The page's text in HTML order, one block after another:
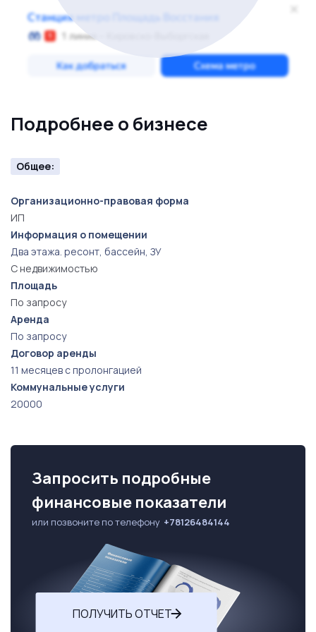
подходит для тех, кто ценит комфорт, спокойствие и
традиционный русский отдых.
Звоните и мы ответим на все ваши вопросы.
Подробнее о бизнесе
Общее:
Организационно-правовая форма
ИП
Информация о помещении
Два этажа. ресонт, бассейн, ЗУ
С недвижимостью
Площадь
По запросу
Аренда
По запросу
Договор аренды
11 месяцев с пролонгацией
Коммунальные услуги
20000
Запросить подробные
финансовые показатели
или позвоните по телефону +78126484144
ПОЛУЧИТЬ ОТЧЕТ